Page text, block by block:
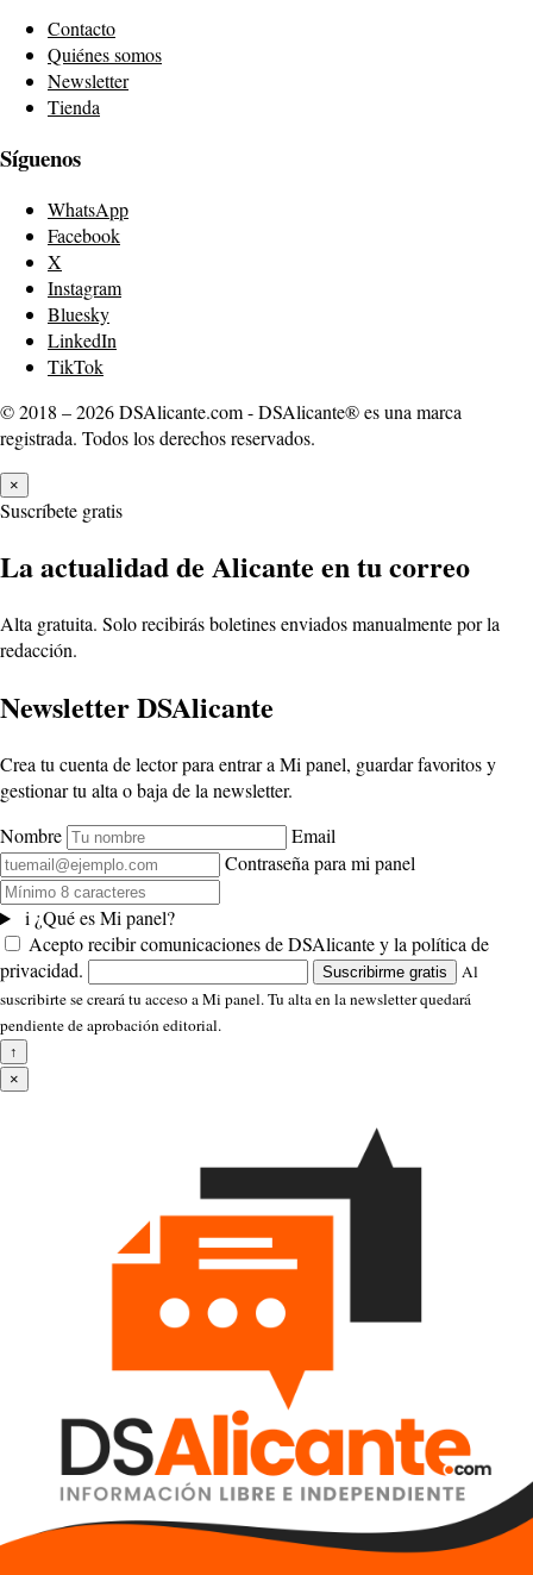
Contacto
Quiénes somos
Newsletter
Tienda
Síguenos
WhatsApp
Facebook
X
Instagram
Bluesky
LinkedIn
TikTok
© 2018 – 2026 DSAlicante.com - DSAlicante® es una marca
registrada. Todos los derechos reservados.
×
Suscríbete gratis
La actualidad de Alicante en tu correo
Alta gratuita. Solo recibirás boletines enviados manualmente por la
redacción.
Newsletter DSAlicante
Crea tu cuenta de lector para entrar a Mi panel, guardar favoritos y
gestionar tu alta o baja de la newsletter.
Nombre
Email
Contraseña para mi panel
i ¿Qué es Mi panel?
Acepto recibir comunicaciones de DSAlicante y la política de
privacidad.
Suscribirme gratis
Al
suscribirte se creará tu acceso a Mi panel. Tu alta en la newsletter quedará
pendiente de aprobación editorial.
↑
×